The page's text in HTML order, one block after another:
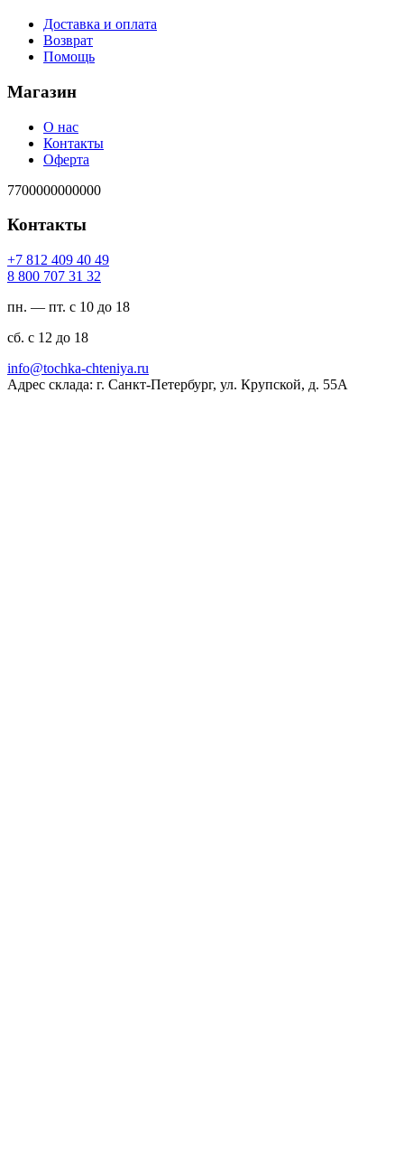
Доставка и оплата
Возврат
Помощь
Магазин
О нас
Контакты
Оферта
7700000000000
Контакты
94 04 904 218 7+
23 13 707 008 8
пн. — пт. с 10 до 18
сб. с 12 до 18
ur.ayinethc-akhcot@ofni
Адрес склада: г. Санкт-Петербург, ул. Крупской, д. 55А